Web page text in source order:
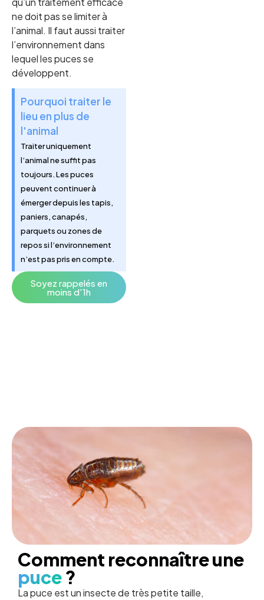
ne doit pas se limiter à
l’animal. Il faut aussi traiter
l’environnement dans
lequel les puces se
développent.
Pourquoi traiter le
lieu en plus de
l'animal
Traiter uniquement
l’animal ne suffit pas
toujours. Les puces
peuvent continuer à
émerger depuis les tapis,
paniers, canapés,
parquets ou zones de
repos si l’environnement
n’est pas pris en compte.
Soyez rappelés en
moins d'1h
Comment reconnaître une
puce?
La puce est un insecte de très petite taille,